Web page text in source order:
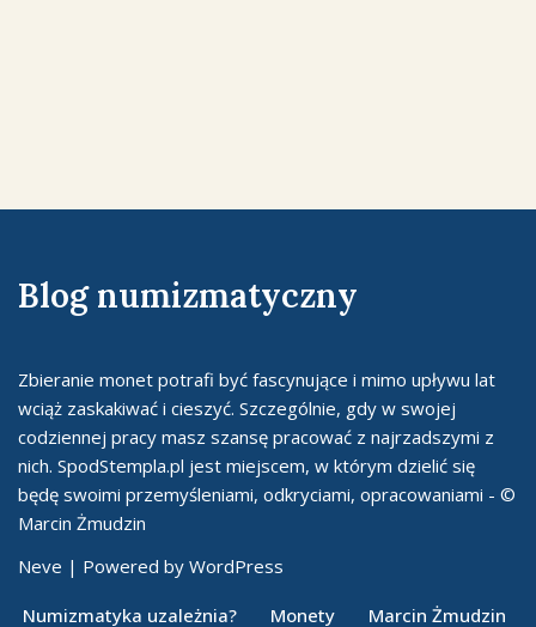
Blog numizmatyczny
Zbieranie monet potrafi być fascynujące i mimo upływu lat
wciąż zaskakiwać i cieszyć. Szczególnie, gdy w swojej
codziennej pracy masz szansę pracować z najrzadszymi z
nich. SpodStempla.pl jest miejscem, w którym dzielić się
będę swoimi przemyśleniami, odkryciami, opracowaniami - ©
Marcin Żmudzin
Neve | Powered by WordPress
Numizmatyka uzależnia? Monety Marcin Żmudzin